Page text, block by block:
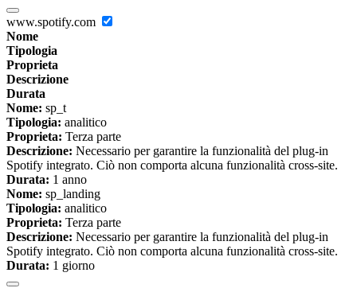
www.spotify.com
Nome
Tipologia
Proprieta
Descrizione
Durata
Nome: sp_t
Tipologia: analitico
Proprieta: Terza parte
Descrizione: Necessario per garantire la funzionalità del plug-in
Spotify integrato. Ciò non comporta alcuna funzionalità cross-site.
Durata: 1 anno
Nome: sp_landing
Tipologia: analitico
Proprieta: Terza parte
Descrizione: Necessario per garantire la funzionalità del plug-in
Spotify integrato. Ciò non comporta alcuna funzionalità cross-site.
Durata: 1 giorno